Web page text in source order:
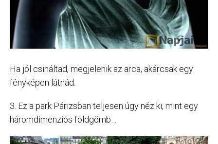
Ha jól csináltad, megjelenik az arca, akárcsak egy
fényképen látnád.
3. Ez a park Párizsban teljesen úgy néz ki, mint egy
háromdimenziós földgömb…